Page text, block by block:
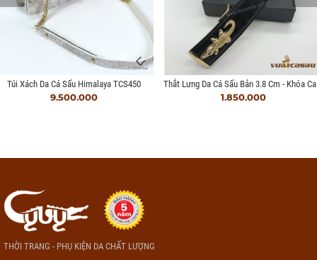
Túi Xách Da Cá Sấu Himalaya TCS450
9.500.000
1.850.000
THỜI TRANG - PHỤ KIỆN DA CHẤT LƯỢNG